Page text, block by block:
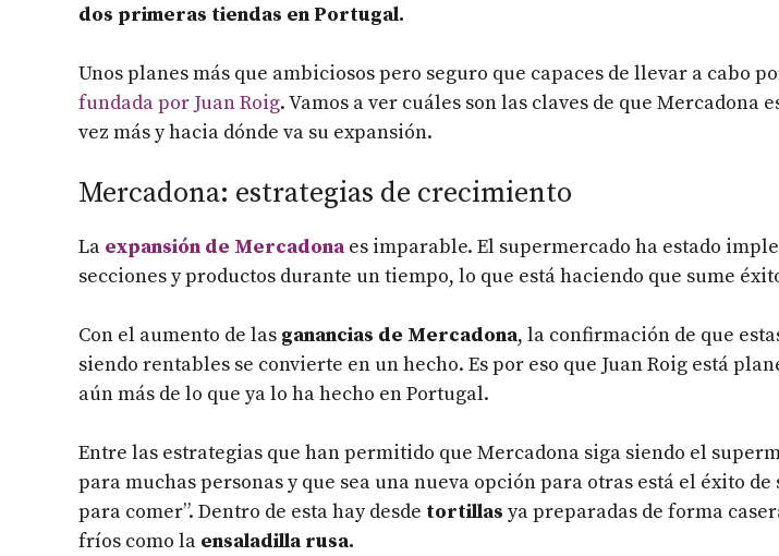
dos primeras tiendas en Portugal.
Unos planes más que ambiciosos pero seguro que capaces de llevar a cabo
fundada por Juan Roig. Vamos a ver cuáles son las claves de que Mercadona
vez más y hacia dónde va su expansión.
Mercadona: estrategias de crecimiento
La expansión de Mercadona es imparable. El supermercado ha estado
secciones y productos durante un tiempo, lo que está haciendo que sume
Con el aumento de las ganancias de Mercadona, la confirmación de que
siendo rentables se convierte en un hecho. Es por eso que Juan Roig está
aún más de lo que ya lo ha hecho en Portugal.
Entre las estrategias que han permitido que Mercadona siga siendo el
para muchas personas y que sea una nueva opción para otras está el éxito de
para comer”. Dentro de esta hay desde tortillas ya preparadas de forma
fríos como la ensaladilla rusa.